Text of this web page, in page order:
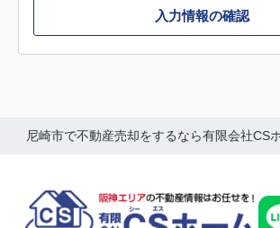
入力情報の確認
尼崎市で不動産売却をするなら有限会社CS